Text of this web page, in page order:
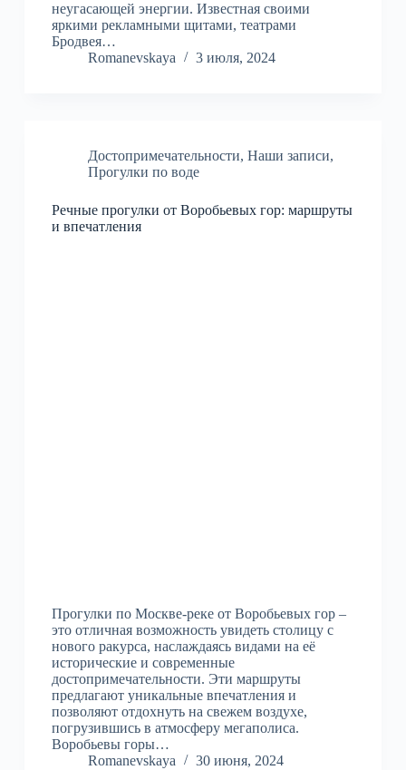
неугасающей энергии. Известная своими
яркими рекламными щитами, театрами
Бродвея…
Romanevskaya
3 июля, 2024
Достопримечательности, Наши записи,
Прогулки по воде
Речные прогулки от Воробьевых гор: маршруты
и впечатления
Прогулки по Москве-реке от Воробьевых гор –
это отличная возможность увидеть столицу с
нового ракурса, наслаждаясь видами на её
исторические и современные
достопримечательности. Эти маршруты
предлагают уникальные впечатления и
позволяют отдохнуть на свежем воздухе,
погрузившись в атмосферу мегаполиса.
Воробьевы горы…
Romanevskaya
30 июня, 2024